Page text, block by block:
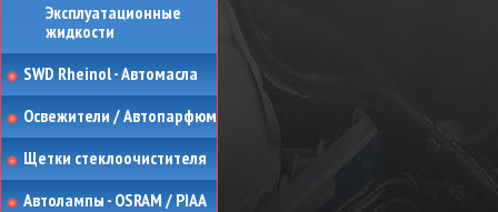
Эксплуатационные
жидкости
SWD Rheinol - Автомасла
Освежители / Автопарфюм
Щетки стеклоочистителя
Автолампы - OSRAM / PIAA